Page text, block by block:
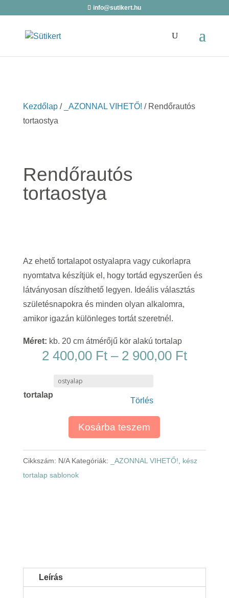
info@sutikert.hu
Kezdőlap/ _AZONNAL VIHETŐ! / Rendőrautós
tortaostya
Rendőrautós
tortaostya
Az ehető tortalapot ostyalapra vagy cukorlapra
nyomtatva készítjük el, hogy tortád egyszerűen és
látványosan díszíthető legyen. Ideális választás
születésnapokra és minden olyan alkalomra,
amikor igazán különleges tortát szeretnél.
Méret: kb. 20 cm átmérőjű kör alakú tortalap
2 400,00 Ft – 2 900,00 Ft
tortalap
Törlés
Kosárba teszem
Cikkszám: N/A Kategóriák: _AZONNAL VIHETŐ!, kész
tortalap sablonok
Leírás